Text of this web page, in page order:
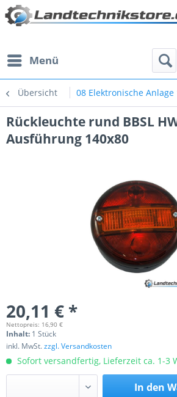
Menü
Übersicht 08 Elektronische Anlage
Rückleuchte rund BBSL
Ausführung 140x80
20,11 € *
Nettopreis: 16,90 €
Inhalt: 1 Stück
inkl. MwSt.zzgl. Versandkosten
Sofort versandfertig, Lieferzeit ca. 1-3
In den